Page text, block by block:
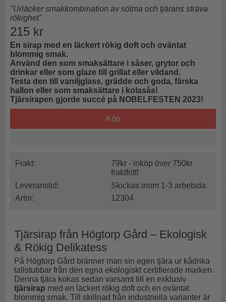
"Urläcker smakkombination av sötma och tjärans sträva
rökighet"
215 kr
En sirap med en läckert rökig doft och oväntat
blommig smak.
Använd den som smaksättare i såser, grytor och
drinkar eller som glaze till grillat eller vildand.
Testa den till vaniljglass, grädde och goda, färska
hallon eller som smaksättare i kolasås!
Tjärsirapen gjorde succé på NOBELFESTEN 2023!
Köp
Frakt:
79kr - inköp över 750kr
fraktfritt!
Leveranstid:
Skickas inom 1-3 arbetsda
Artnr:
12304
Tjärsirap från Högtorp Gård – Ekologisk
& Rökig Delikatess
På Högtorp Gård bränner man sin egen tjära ur kådrika
tallstubbar från den egna ekologiskt certifierade marken.
Denna tjära kokas sedan varsamt till en exklusiv
tjärsirap med en läckert rökig doft och en oväntat
blommig smak. Till skillnad från industriella varianter är